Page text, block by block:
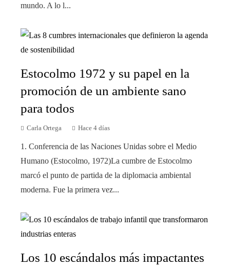
mundo. A lo l...
Estocolmo 1972 y su papel en la
promoción de un ambiente sano
para todos
Carla Ortega Hace 4 días
1. Conferencia de las Naciones Unidas sobre el Medio
Humano (Estocolmo, 1972)La cumbre de Estocolmo
marcó el punto de partida de la diplomacia ambiental
moderna. Fue la primera vez...
Los 10 escándalos más impactantes